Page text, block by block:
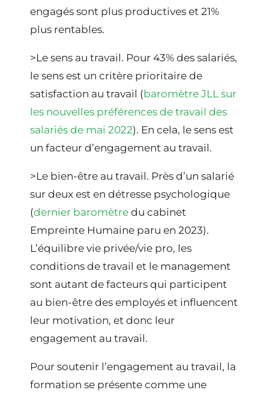
engagés sont plus productives et 21%
plus rentables.
>Le sens au travail. Pour 43% des salariés,
le sens est un critère prioritaire de
satisfaction au travail (baromètre JLL sur
les nouvelles préférences de travail des
salariés de mai 2022). En cela, le sens est
un facteur d’engagement au travail.
>Le bien-être au travail. Près d’un salarié
sur deux est en détresse psychologique
(dernier baromètre du cabinet
Empreinte Humaine paru en 2023).
L’équilibre vie privée/vie pro, les
conditions de travail et le management
sont autant de facteurs qui participent
au bien-être des employés et influencent
leur motivation, et donc leur
engagement au travail.
Pour soutenir l’engagement au travail, la
formation se présente comme une